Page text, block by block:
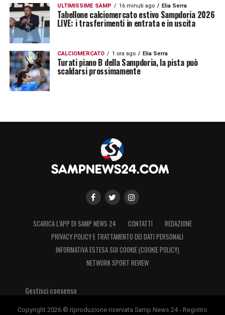
ULTIMISSIME SAMP 16 minuti ago Elia Serra
Tabellone calciomercato estivo Sampdoria 2026
LIVE: i trasferimenti in entrata e in uscita
CALCIOMERCATO 1 ora ago Elia Serra
Turati piano B della Sampdoria, la pista può
scaldarsi prossimamente
SCARICA L’APP DI SAMP NEWS 24 CONTATTI
REDAZIONE
PRIVACY POLICY E TRATTAMENTO DEI DATI PERSONALI
INFORMATIVA ESTESA SUI COOKIE (COOKIE POLICY)
NETWORK SPORT REVIEW
Gestisci consenso
Copyright 2026 © riproduzione riservata Samp News 24 - Registro